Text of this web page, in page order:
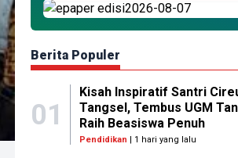
Berita Populer
01
Kisah Inspiratif Santri
Tangsel, Tembus UGM
Raih Beasiswa Penuh
Pendidikan | 1 hari yang lalu